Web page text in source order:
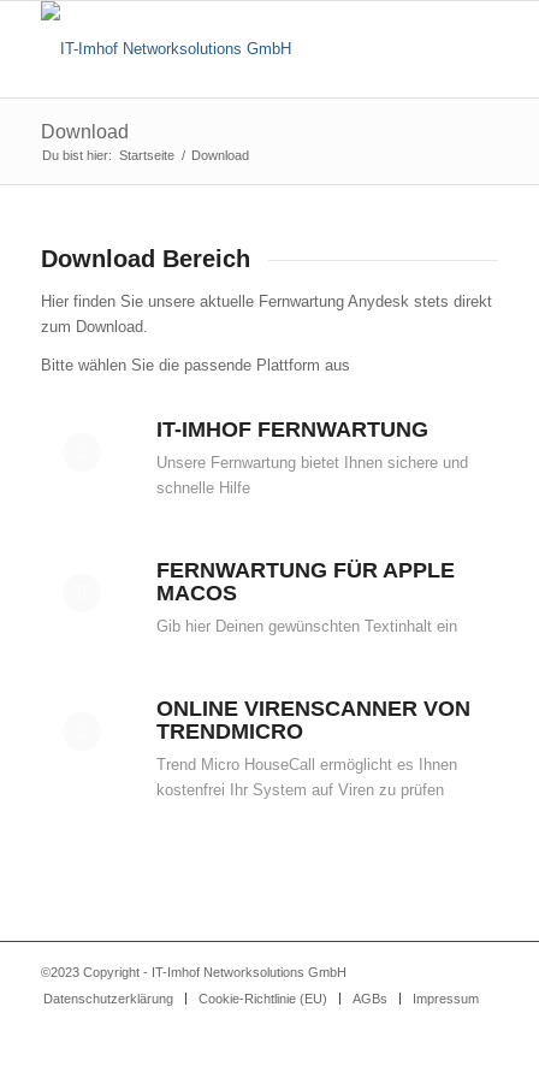
Download
Du bist hier: Startseite / Download
Download Bereich
Hier finden Sie unsere aktuelle Fernwartung Anydesk stets direkt
zum Download.
Bitte wählen Sie die passende Plattform aus
IT-IMHOF FERNWARTUNG
Unsere Fernwartung bietet Ihnen sichere und
schnelle Hilfe
FERNWARTUNG FÜR APPLE
MACOS
Gib hier Deinen gewünschten Textinhalt ein
ONLINE VIRENSCANNER VON
TRENDMICRO
Trend Micro HouseCall ermöglicht es Ihnen
kostenfrei Ihr System auf Viren zu prüfen
©2023 Copyright - IT-Imhof Networksolutions GmbH
Datenschutzerklärung
Cookie-Richtlinie (EU) AGBs Impressum